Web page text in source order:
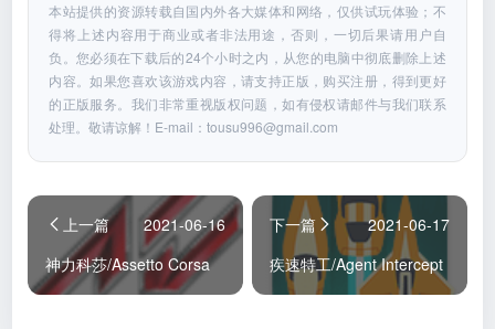
本站提供的资源转载自国内外各大媒体和网络，仅供试玩体验；不
得将上述内容用于商业或者非法用途，否则，一切后果请用户自
负。您必须在下载后的24个小时之内，从您的电脑中彻底删除上述
内容。如果您喜欢该游戏内容，请支持正版，购买注册，得到更好
的正版服务。我们非常重视版权问题，如有侵权请邮件与我们联系
处理。敬请谅解！E-mail：tousu996@gmail.com
上一篇
2021-06-16
神力科莎/Assetto Corsa
下一篇
2021-06-17
疾速特工/Agent Intercept